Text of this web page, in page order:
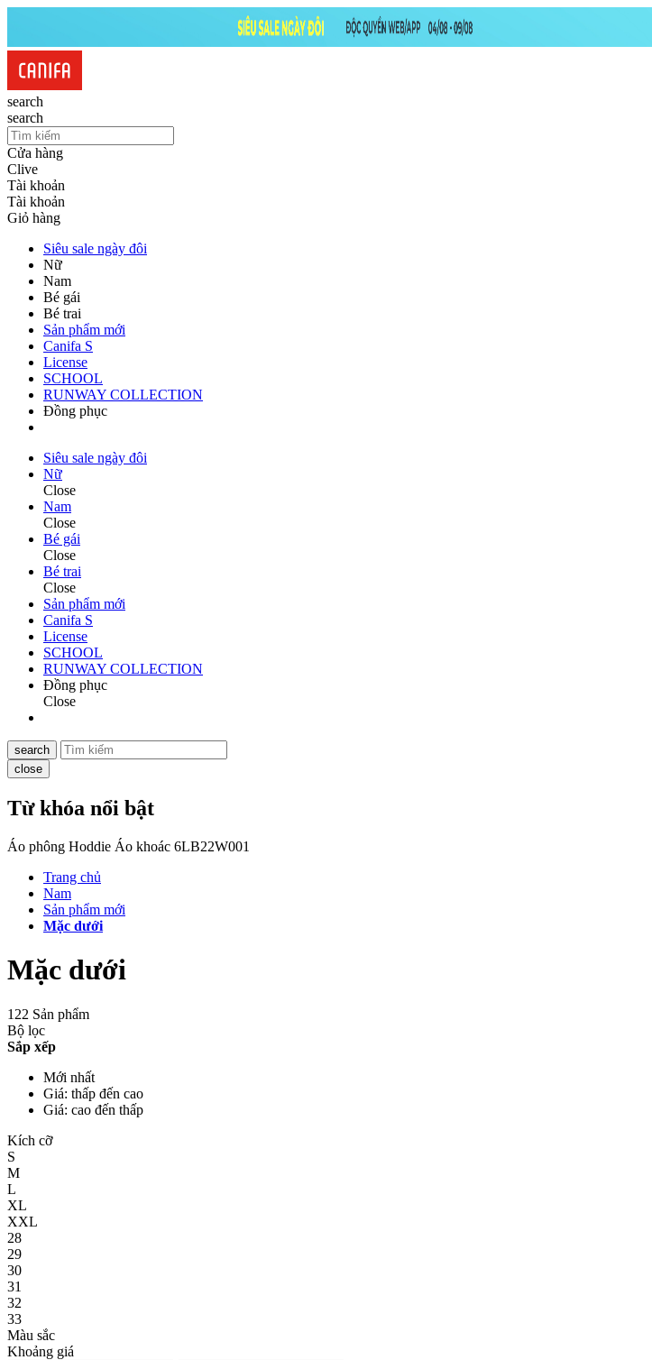
search
search
Cửa hàng
Clive
Tài khoản
Tài khoản
Giỏ hàng
Siêu sale ngày đôi
Nữ
Nam
Bé gái
Bé trai
Sản phẩm mới
Canifa S
License
SCHOOL
RUNWAY COLLECTION
Đồng phục
Siêu sale ngày đôi
Nữ
Close
Nam
Close
Bé gái
Close
Bé trai
Close
Sản phẩm mới
Canifa S
License
SCHOOL
RUNWAY COLLECTION
Đồng phục
Close
search
close
Từ khóa nổi bật
Áo phông Hoddie Áo khoác 6LB22W001
Trang chủ
Nam
Sản phẩm mới
Mặc dưới
Mặc dưới
122 Sản phẩm
Bộ lọc
Sắp xếp
Mới nhất
Giá: thấp đến cao
Giá: cao đến thấp
Kích cỡ
S
M
L
XL
XXL
28
29
30
31
32
33
Màu sắc
Khoảng giá